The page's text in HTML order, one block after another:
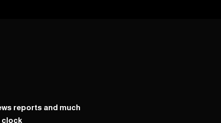
reports and much
clock